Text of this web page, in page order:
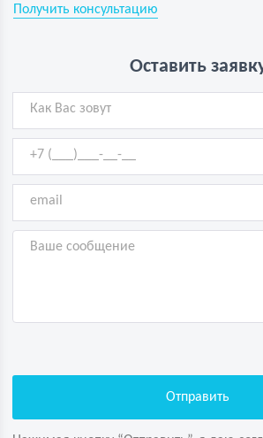
Получить консультацию
Оставить